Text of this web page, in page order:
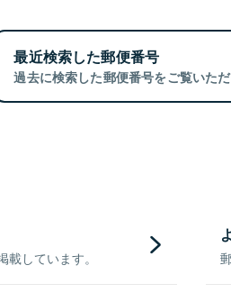
最近検索した郵便番号
過去に検索した郵便番号をご覧いただ
しています。